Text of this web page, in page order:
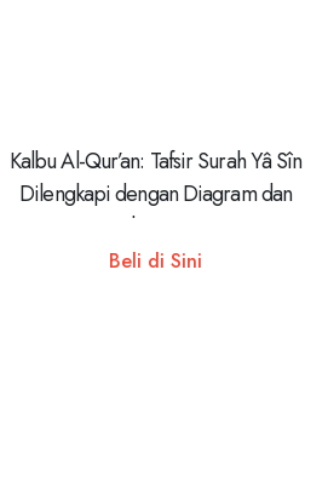
Kalbu Al-Qur’an: Tafsir Surah Yâ Sîn
Dilengkapi dengan Diagram dan
Ilustrasi
Beli di Sini